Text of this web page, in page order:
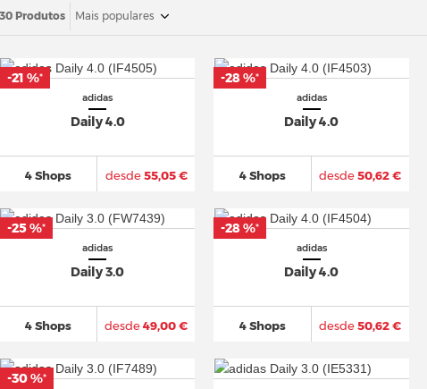
30 Produtos Mais populares
adidas
Daily 4.0
4 Shops desde55,05 €
-21 %*
adidas
Daily 4.0
4 Shops desde50,62 €
-28 %*
adidas
Daily 3.0
4 Shops desde49,00 €
-25 %*
adidas
Daily 4.0
4 Shops desde50,62 €
-28 %*
-30 %*